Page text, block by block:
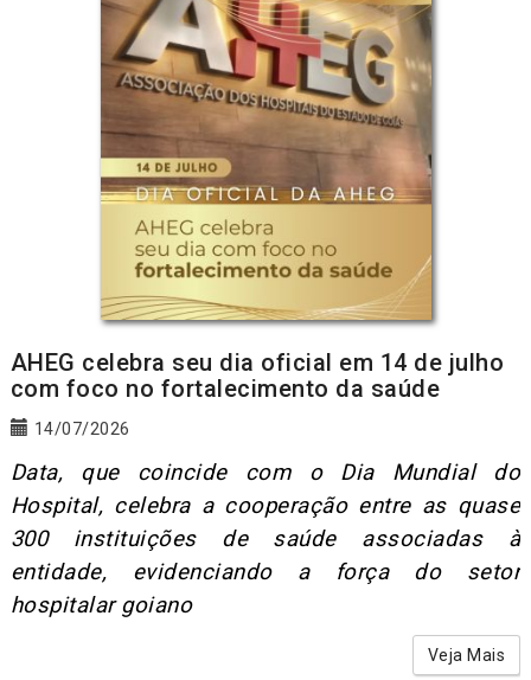
AHEG celebra seu dia oficial em 14 de julho
com foco no fortalecimento da saúde
14/07/2026
Data, que coincide com o Dia Mundial do
Hospital, celebra a cooperação entre as quase
300 instituições de saúde associadas à
entidade, evidenciando a força do setor
hospitalar goiano
Veja Mais